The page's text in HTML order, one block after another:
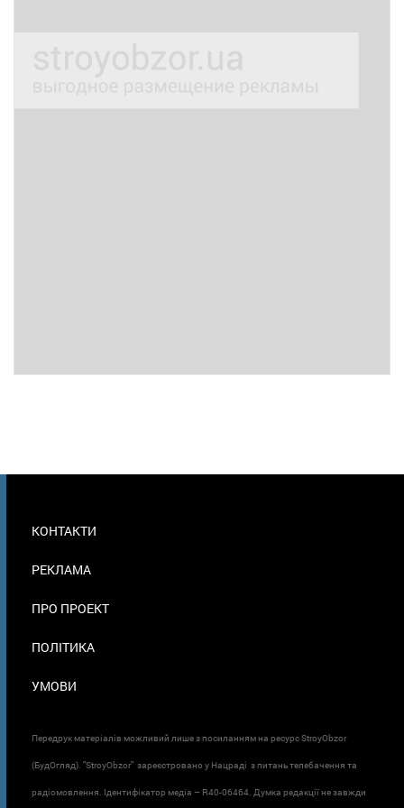
В
КОНТАКТИ
РЕКЛАМА
ПРО ПРОЕКТ
ПОЛІТИКА
УМОВИ
Передрук матеріалів можливий лише з посиланням на ресурс StroyObzor
(БудОгляд). "StroyObzor" зареєстровано у Нацраді з питань телебачення та
радіомовлення. Ідентифікатор медіа – R40-06464. Думка редакції не завжди